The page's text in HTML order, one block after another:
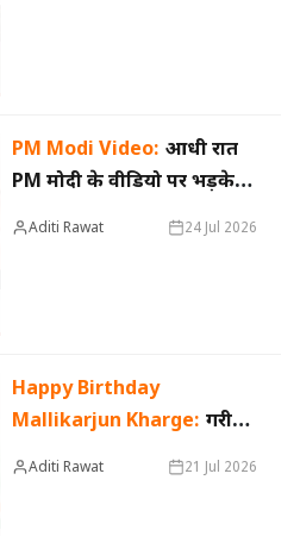
PM Modi Video: आधी रात
PM मोदी के वीडियो पर भड़के
खरगे, बोले- 'पहले धर्मेंद्र प्रधान
Aditi Rawat 24 Jul 2026
Happy Birthday
Mallikarjun Kharge: गरीबी
में बीता बचपन! फिर बने कांग्रेस
Aditi Rawat 21 Jul 2026